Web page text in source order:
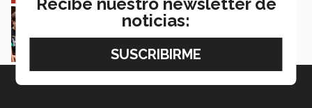
Estudiantes de 5 campus Tec impulsan
proyectos en la Sierra Tarahumara
Juan José Flores Nava
noticias: